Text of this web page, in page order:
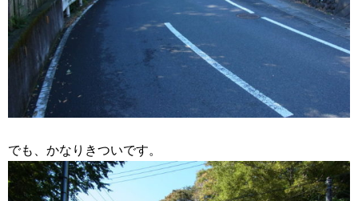
でも、かなりきついです。